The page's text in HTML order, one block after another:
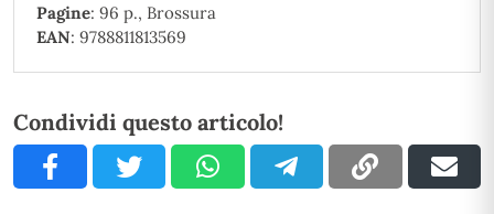
Pagine: 96 p., Brossura
EAN: 9788811813569
Condividi questo articolo!